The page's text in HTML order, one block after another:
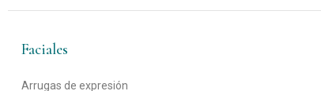
i
Faciales
Arrugas de expresión